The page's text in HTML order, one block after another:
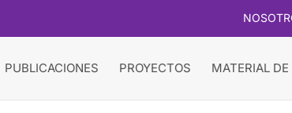
PUBLICACIONES PROYECTOS MATERIAL